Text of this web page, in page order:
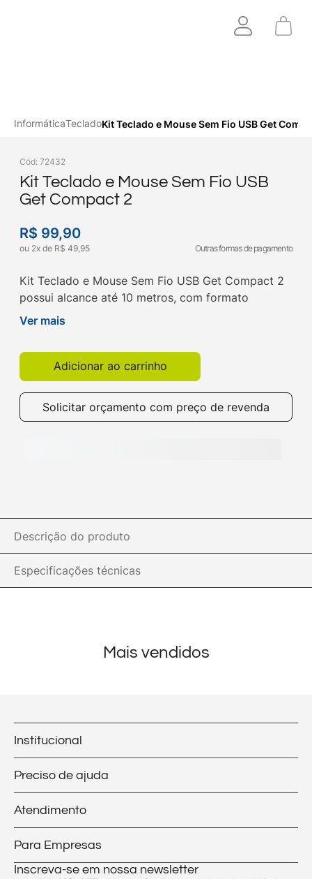
InformáticaTecladoKit Teclado e Mouse Sem Fio USB Get
Cód: 72432
Kit Teclado e Mouse Sem Fio USB
Get Compact 2
R$ 99,90
ou 2x de R$ 49,95 Outras formas de pagamento
Kit Teclado e Mouse Sem Fio USB Get Compact 2
possui alcance até 10 metros, com formato
ergonômico ideal para sua rotina de trabalho.
Ver mais
Adicionar ao carrinho
Solicitar orçamento com preço de revenda
Descrição do produto
Especificações técnicas
Mais vendidos
Institucional
Preciso de ajuda
Atendimento
Para Empresas
Inscreva-se em nossa newsletter